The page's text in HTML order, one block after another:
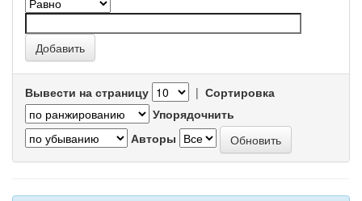
Вывести на страницу | Сортировка
Упорядочнить
Авторы